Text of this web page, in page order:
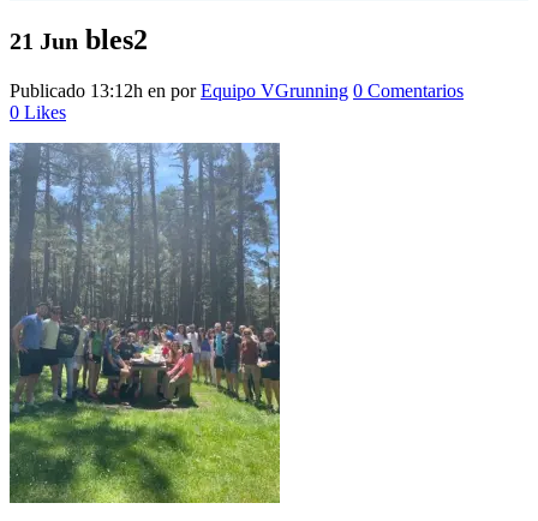
21 Jun bles2
Publicado 13:12h en porEquipo VGrunning 0 Comentarios
0 Likes